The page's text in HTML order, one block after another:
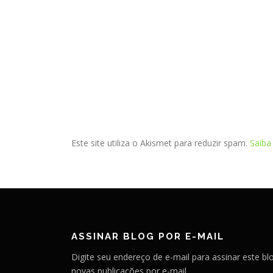
Este site utiliza o Akismet para reduzir spam.
ASSINAR BLOG POR E-MAIL
Digite seu endereço de e-mail para assinar este